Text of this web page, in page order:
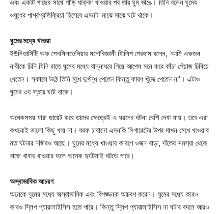
Champs21
Company
About
Contact us
এবং একটি গাছের সাথে গাড়ি ধাক্কা খাওয়ার পর তার ঘুম ভাঙে। তিনি বলেন ঘুমের
ওষুধের পার্শ্বপ্রতিক্রিয়া হিসেবে এমনটা মাঝে মাঝে ঘটে থাকে।
ঘুমের মধ্যে খাওয়া
ইউনিভার্সিটি অফ পেনসিলভেনিয়ার মনোবিজ্ঞানী ফিলিপ গেরহাম বলেন, ‘আমি একজন
নারীকে চিনি যিনি রাতে ঘুমের মধ্যে রান্নাঘরে গিয়ে আপেল মনে করে কাঁচা পেঁয়াজ চিবিয়ে
খেতেন। সকালে উঠে তিনি মুখে দুর্গন্ধ পেতেন কিন্তু কারণ খুঁজে পেতেন না’। এটাও
ঘুমের ৩য় স্তরে ঘটে থাকে।
অনেকসময় যারা ডায়েট করে তাদের ক্ষেত্রেই এ ধরনের ঘটনা বেশি দেখা যায়। তবে এরা
কখনোই ভালো কিছু খায় না। বরফ চাবানো এমনকি সিগারেটের উপর মাখন মেখে খাওয়ার
মত ঘটনার নজিরও আছে। ঘুমের মধ্যে খাওয়ার কারণে ওজন বাড়া, দাঁতের সমস্যা থেকে
বাজে খাবার খাওয়ার ফলে অনেক দুর্ঘটনাই ঘটতে পারে।
অস্বাভাবিক আচরণ
অনেকে ঘুমের মধ্যে অস্বাভাবিক এবং বিপজ্জনক আচরণ করেন। ঘুমের মধ্যে কারও
কারও স্লিপ প্যারালাইসিস হতে পারে। কিন্তু স্লিপ প্যারালাইসিস না ঘটার বদলে আরও